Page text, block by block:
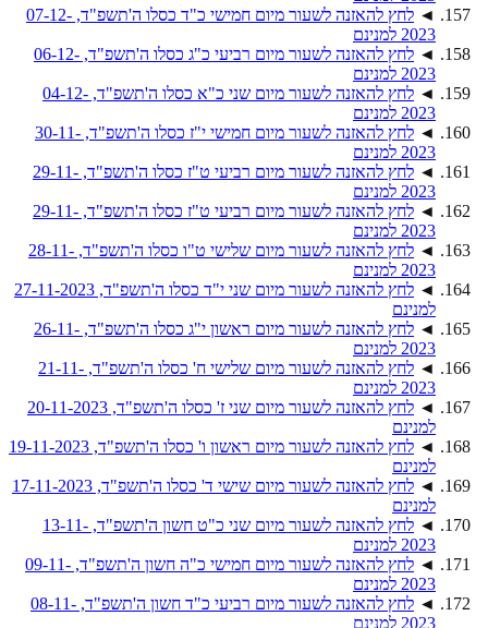
◄
לחץ להאזנה לשעור מיום חמישי כ"ד כסלו ה'תשפ"ד, 07-12-
2023 למנינם
◄
לחץ להאזנה לשעור מיום רביעי כ"ג כסלו ה'תשפ"ד, 06-12-
2023 למנינם
◄
לחץ להאזנה לשעור מיום שני כ"א כסלו ה'תשפ"ד, 04-12-
2023 למנינם
◄
לחץ להאזנה לשעור מיום חמישי י"ז כסלו ה'תשפ"ד, 30-11-
2023 למנינם
◄
לחץ להאזנה לשעור מיום רביעי ט"ז כסלו ה'תשפ"ד, 29-11-
2023 למנינם
◄
לחץ להאזנה לשעור מיום רביעי ט"ז כסלו ה'תשפ"ד, 29-11-
2023 למנינם
◄
לחץ להאזנה לשעור מיום שלישי ט"ו כסלו ה'תשפ"ד, 28-11-
2023 למנינם
◄
לחץ להאזנה לשעור מיום שני י"ד כסלו ה'תשפ"ד, 27-11-2023
למנינם
◄
לחץ להאזנה לשעור מיום ראשון י"ג כסלו ה'תשפ"ד, 26-11-
2023 למנינם
◄
לחץ להאזנה לשעור מיום שלישי ח' כסלו ה'תשפ"ד, 21-11-
2023 למנינם
◄
לחץ להאזנה לשעור מיום שני ז' כסלו ה'תשפ"ד, 20-11-2023
למנינם
◄
לחץ להאזנה לשעור מיום ראשון ו' כסלו ה'תשפ"ד, 19-11-2023
למנינם
◄
לחץ להאזנה לשעור מיום שישי ד' כסלו ה'תשפ"ד, 17-11-2023
למנינם
◄
לחץ להאזנה לשעור מיום שני כ"ט חשון ה'תשפ"ד, 13-11-
2023 למנינם
◄
לחץ להאזנה לשעור מיום חמישי כ"ה חשון ה'תשפ"ד, 09-11-
2023 למנינם
◄
לחץ להאזנה לשעור מיום רביעי כ"ד חשון ה'תשפ"ד, 08-11-
2023 למנינם